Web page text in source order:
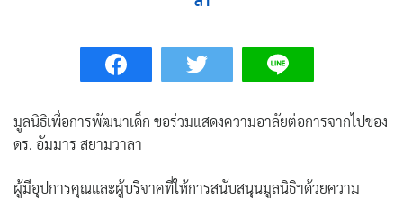
มูลนิธิเพื่อการพัฒนาเด็ก ขอร่วมแสดงความอาลัยต่อการจากไปของ
ดร. อัมมาร สยามวาลา
ผู้มีอุปการคุณและผู้บริจาคที่ให้การสนับสนุนมูลนิธิฯด้วยความ